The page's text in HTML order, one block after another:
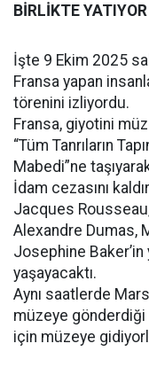
BİRLİKTE YATIYOR
İşte 9 Ekim 2025
Fransa yapan
törenini izliyordu.
Fransa, giyotini
“Tüm Tanrıların
Mabedi”ne
İdam cezasını
Jacques
Alexandre Dumas,
Josephine Baker’in
yaşayacaktı.
Aynı saatlerde
müzeye
için müzeye